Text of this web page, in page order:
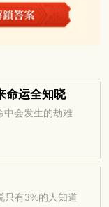
命运全知晓
中会发生的劫难
只有3%的人知道